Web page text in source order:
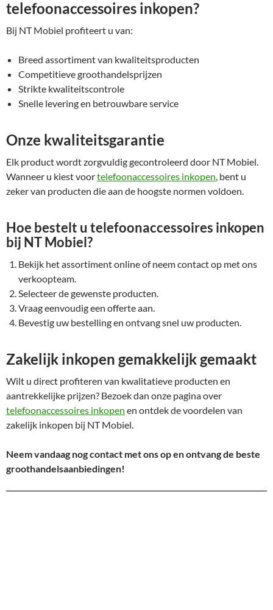
telefoonaccessoires inkopen?
Bij NT Mobiel profiteert u van:
Breed assortiment van kwaliteitsproducten
Competitieve groothandelsprijzen
Strikte kwaliteitscontrole
Snelle levering en betrouwbare service
Onze kwaliteitsgarantie
Elk product wordt zorgvuldig gecontroleerd door NT Mobiel.
Wanneer u kiest voortelefoonaccessoires inkopen, bent u
zeker van producten die aan de hoogste normen voldoen.
Hoe bestelt u telefoonaccessoires inkopen
bij NT Mobiel?
Bekijk het assortiment online of neem contact op met ons
verkoopteam.
Selecteer de gewenste producten.
Vraag eenvoudig een offerte aan.
Bevestig uw bestelling en ontvang snel uw producten.
Zakelijk inkopen gemakkelijk gemaakt
Wilt u direct profiteren van kwalitatieve producten en
aantrekkelijke prijzen? Bezoek dan onze pagina over
telefoonaccessoires inkopen en ontdek de voordelen van
zakelijk inkopen bij NT Mobiel.
Neem vandaag nog contact met ons op en ontvang de beste
groothandelsaanbiedingen!